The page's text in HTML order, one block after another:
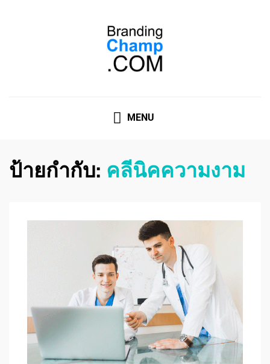
MENU
ป้ายกำกับ: คลีนิคความงาม